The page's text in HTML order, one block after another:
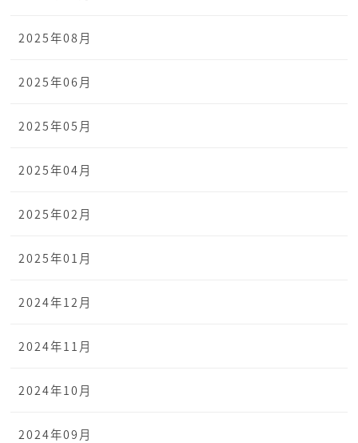
2025年08月
2025年06月
2025年05月
2025年04月
2025年02月
2025年01月
2024年12月
2024年11月
2024年10月
2024年09月